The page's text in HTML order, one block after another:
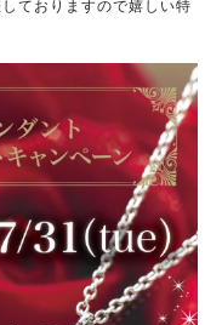
ておりますので嬉しい特